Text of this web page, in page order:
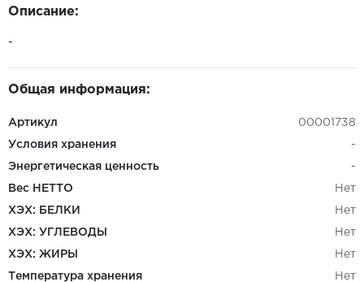
Описание:
-
Общая информация:
Артикул 00001738
Условия хранения -
Энергетическая ценность -
Вес НЕТТО Нет
ХЭХ: БЕЛКИ Нет
ХЭХ: УГЛЕВОДЫ Нет
ХЭХ: ЖИРЫ Нет
Температура хранения Нет